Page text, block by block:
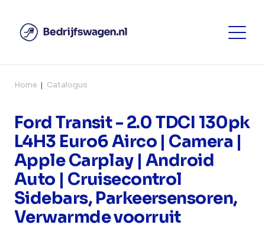
Home Catalogus
Ford Transit - 2.0 TDCI 130pk
L4H3 Euro6 Airco | Camera |
Apple Carplay | Android
Auto | Cruisecontrol
Sidebars, Parkeersensoren,
Verwarmde voorruit